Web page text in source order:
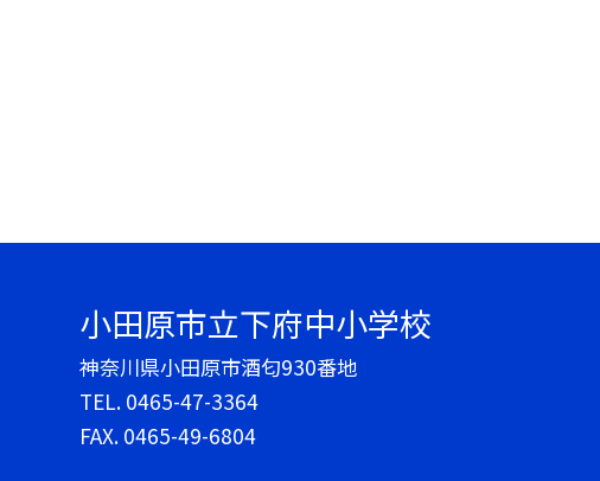
小田原市立下府中小学校
神奈川県小田原市酒匂930番地
TEL. 0465-47-3364
FAX. 0465-49-6804